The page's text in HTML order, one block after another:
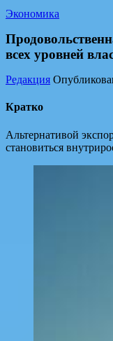
Экономика
всех уровней
Редакция
Кратко
Альтернативой
становиться